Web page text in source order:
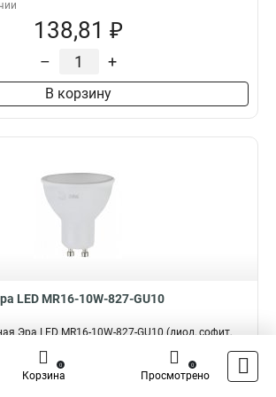
138,81 ₽
– +
В корзину
LED MR16-10W-827-GU10
Эра LED MR16-10W-827-GU10 (диод, софит,
Корзина
0
Просмотрено
0